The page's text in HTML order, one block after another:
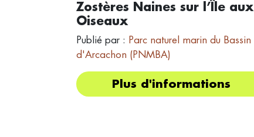
Zostères Naines sur l’Île aux
Oiseaux
Publié par : Parc naturel marin du Bassin
d'Arcachon (PNMBA)
Plus d'informations